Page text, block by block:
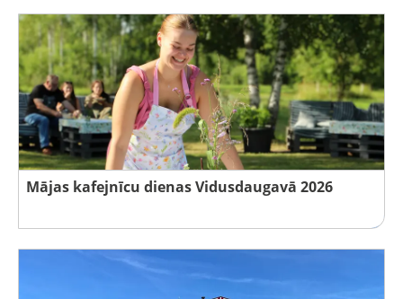
Mājas kafejnīcu dienas Vidusdaugavā 2026